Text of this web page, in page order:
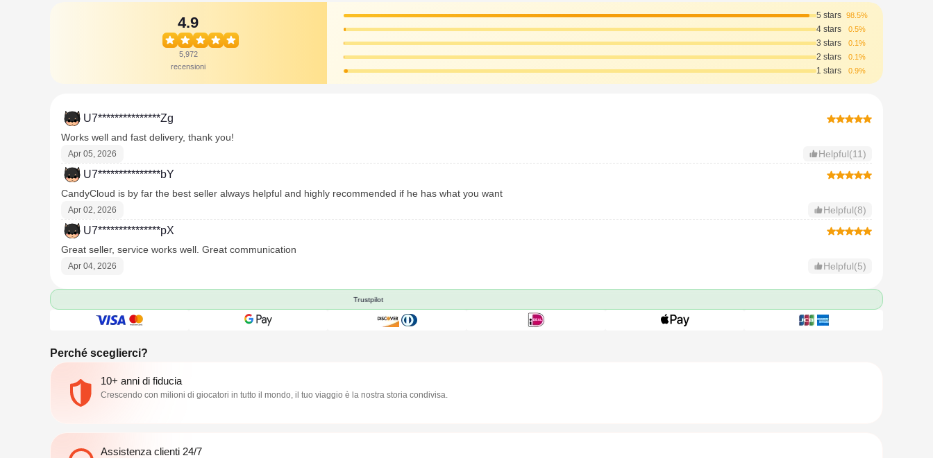
4.9
5,972
recensioni
5 stars 98.5%
4 stars 0.5%
3 stars 0.1%
2 stars 0.1%
1 stars 0.9%
U7***************Zg
Works well and fast delivery, thank you!
Apr 05, 2026 Helpful(11)
U7***************bY
CandyCloud is by far the best seller always helpful and highly recommended if he has what you want
Apr 02, 2026 Helpful(8)
U7***************pX
Great seller, service works well. Great communication
Apr 04, 2026 Helpful(5)
Trustpilot
Perché sceglierci?
10+ anni di fiducia
Crescendo con milioni di giocatori in tutto il mondo, il tuo viaggio è la nostra storia condivisa.
Assistenza clienti 24/7